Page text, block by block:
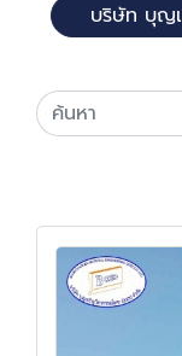
บริษัท บุญ